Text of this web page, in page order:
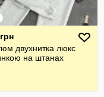
двухнитка люкс
на штанах